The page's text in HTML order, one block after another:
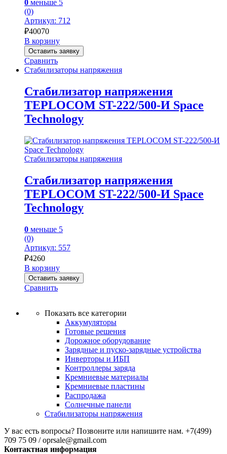
0 меньше 5
(0)
Артикул: 712
₽40070
В корзину
Оставить заявку
Сравнить
Стабилизаторы напряжения
Стабилизатор напряжения
TEPLOCOM ST-222/500-И Space
Technology
Стабилизаторы напряжения
Стабилизатор напряжения
TEPLOCOM ST-222/500-И Space
Technology
0 меньше 5
(0)
Артикул: 557
₽4260
В корзину
Оставить заявку
Сравнить
Показать все категории
Аккумуляторы
Готовые решения
Дорожное оборудование
Зарядные и пуско-зарядные устройства
Инверторы и ИБП
Контроллеры заряда
Кремниевые материалы
Кремниевые пластины
Распродажа
Солнечные панели
Стабилизаторы напряжения
У вас есть вопросы? Позвоните или напишите нам. +7(499)
709 75 09 / oprsale@gmail.com
Контактная информация